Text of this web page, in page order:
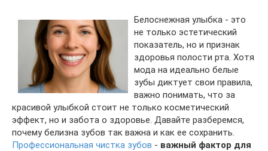
Белоснежная улыбка - это
не только эстетический
показатель, но и признак
здоровья полости рта. Хотя
мода на идеально белые
зубы диктует свои правила,
важно понимать, что за
красивой улыбкой стоит не только косметический
эффект, но и забота о здоровье. Давайте разберемся,
почему белизна зубов так важна и как ее сохранить.
Профессиональная чистка зубов - важный фактор для